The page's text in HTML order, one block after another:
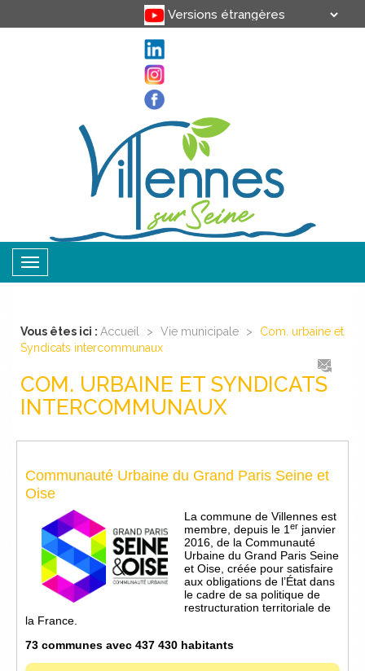
Toggle
navigation
Vous êtes ici : Accueil > Vie municipale >
Com. urbaine et
Syndicats intercommunaux
COM. URBAINE ET SYNDICATS
INTERCOMMUNAUX
Communauté Urbaine du Grand Paris Seine et
Oise
La commune de Villennes est
membre, depuis le 1 er janvier
2016, de la Communauté
Urbaine du Grand Paris Seine
et Oise, créée pour satisfaire
aux obligations de l’État dans
le cadre de sa politique de
restructuration territoriale de
la France.
73 communes avec 437 430 habitants